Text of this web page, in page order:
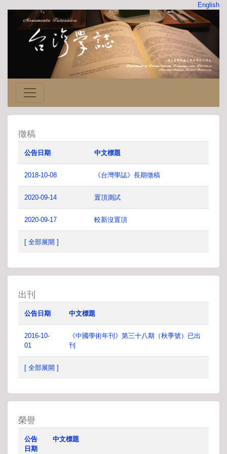
English
徵稿
公告日期 中文標題
2018-10-08 《台灣學誌》長期徵稿
2020-09-14 置頂測試
2020-09-17 較新沒置頂
[ 全部展開 ]
出刊
公告日期 中文標題
2016-10-
01
《中國學術年刊》第三十八期（秋季號）已出
刊
[ 全部展開 ]
榮譽
公告
日期
中文標題